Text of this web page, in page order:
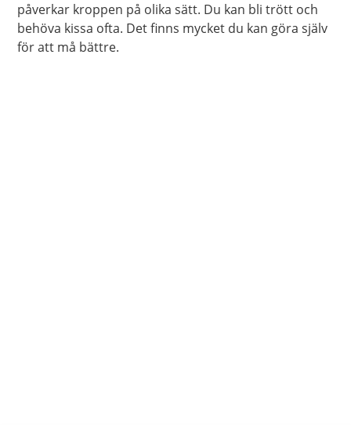
påverkar kroppen på olika sätt. Du kan bli trött och
behöva kissa ofta. Det finns mycket du kan göra själv
för att må bättre.